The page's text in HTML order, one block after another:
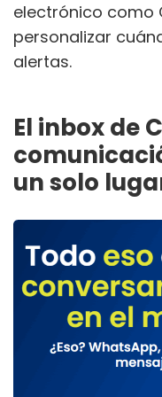
electrónico como
personalizar
alertas.
El inbox de
un solo